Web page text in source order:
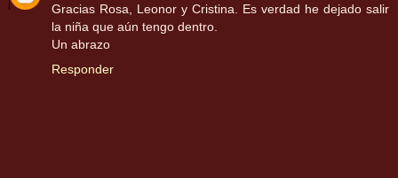
Gracias Rosa, Leonor y Cristina. Es verdad he dejado salir
la niña que aún tengo dentro.
Un abrazo
Responder